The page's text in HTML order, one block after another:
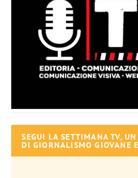
SEGUI LA SETTIMANA TV,
DI GIORNALISMO GIOVANE